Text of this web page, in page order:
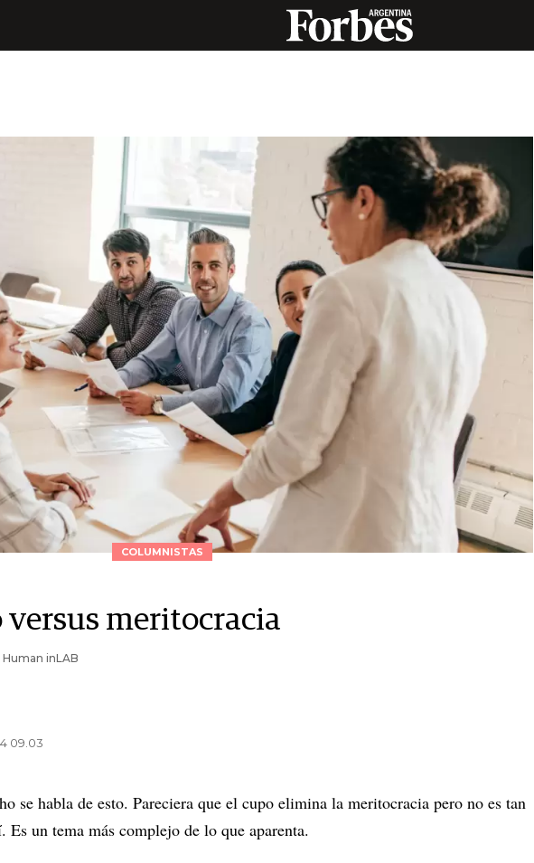
COLUMNISTAS
meritocracia
Human inLAB
09.03
se habla de esto. Pareciera que el cupo elimina la meritocracia pero no es tan
Es un tema más complejo de lo que aparenta.